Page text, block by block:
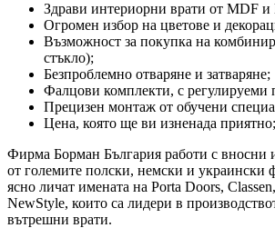
Здрави интериорни врати от MDF и
Огромен избор на цветове и
Възможност за покупка на
стъкло);
Безпроблемно отваряне и затваряне;
Фалцови комплекти, с регулируеми
Прецизен монтаж от обучени
Цена, която ще ви изненада приятно;
Фирма Борман България работи с вносни
от големите полски, немски и украински
ясно личат имената на Porta Doors,
NewStyle, които са лидери в
вътрешни врати.